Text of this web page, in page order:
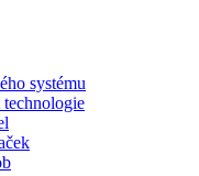
systému